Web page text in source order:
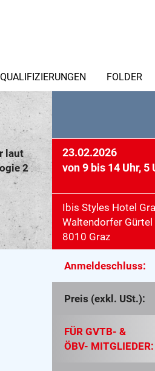
QUALIFIZIERUNGEN FOLDER
laut
2
23.02.2026
von 9 bis 14 Uhr, 5
Ibis Styles Hotel
Waltendorfer Gürtel
8010 Graz
Anmeldeschluss:
Preis (exkl. USt.):
FÜR GVTB- &
ÖBV- MITGLIEDER: